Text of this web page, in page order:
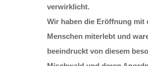
verwirklicht.
Wir haben die Eröffnung mit
Menschen miterlebt und
beeindruckt von diesem